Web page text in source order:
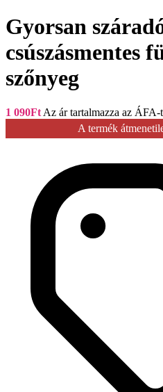
Gyorsan
csúszásmentes
szőnyeg
1 090Ft Az ár tartalmazza az ÁFA-
A termék